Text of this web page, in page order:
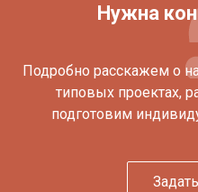
Нужна
Подробно расскажем о
типовых проектах,
подготовим